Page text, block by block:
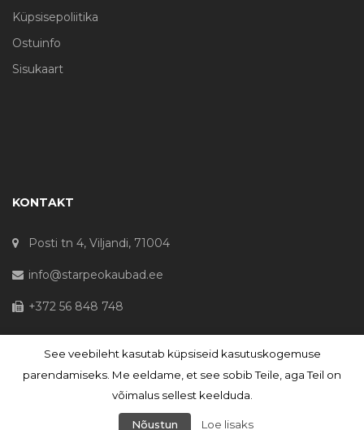
Küpsisepoliitika
Ostuinfo
Sisukaart
KONTAKT
Posti tn 4, Viljandi, 71004
info@starpeokaubad.ee
+372 56 848 748
© Haljaste OÜ 2020 - Registrikood 10645867
See veebileht kasutab küpsiseid kasutuskogemuse
parendamiseks. Me eeldame, et see sobib Teile, aga Teil on
võimalus sellest keelduda.
Nõustun Loe lisaks